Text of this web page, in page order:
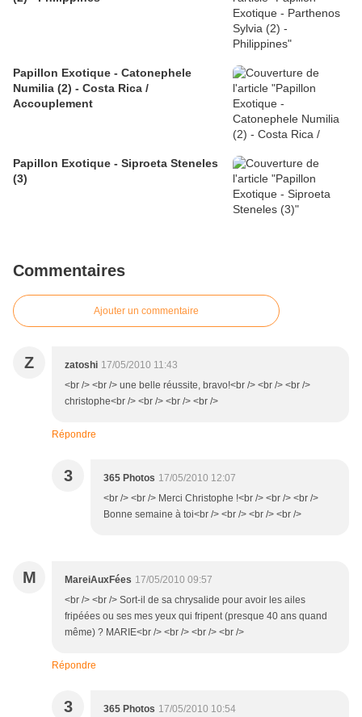
Papillon Exotique - Catonephele
Numilia (2) - Costa Rica /
Accouplement
Papillon Exotique - Siproeta Steneles
(3)
Commentaires
Ajouter un commentaire
Z zatoshi 17/05/2010 11:43
<br /> <br /> une belle réussite, bravo!<br /> <br /> <br />
christophe<br /> <br /> <br /> <br />
Répondre
3 365 Photos 17/05/2010 12:07
<br /> <br /> Merci Christophe !<br /> <br /> <br />
Bonne semaine à toi<br /> <br /> <br /> <br />
M MareiAuxFées 17/05/2010 09:57
<br /> <br /> Sort-il de sa chrysalide pour avoir les ailes
fripéées ou ses mes yeux qui fripent (presque 40 ans quand
même) ? MARIE<br /> <br /> <br /> <br />
Répondre
3 365 Photos 17/05/2010 10:54